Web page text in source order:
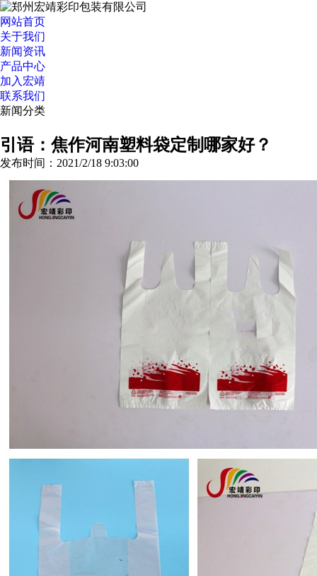
网站首页
关于我们
新闻资讯
产品中心
加入宏靖
联系我们
新闻分类
引语：焦作河南塑料袋定制哪家好？
发布时间：2021/2/18 9:03:00